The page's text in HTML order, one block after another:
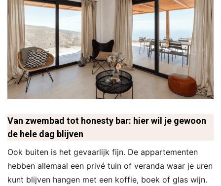
Van zwembad tot honesty bar: hier wil je gewoon
de hele dag blijven
Ook buiten is het gevaarlijk fijn. De appartementen
hebben allemaal een privé tuin of veranda waar je uren
kunt blijven hangen met een koffie, boek of glas wijn.